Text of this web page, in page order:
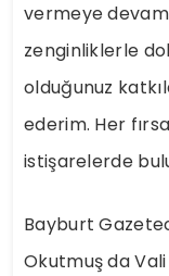
vermeye
zenginliklerle
olduğunuz
ederim. Her
istişarelerde
Bayburt
Okutmuş da Vali